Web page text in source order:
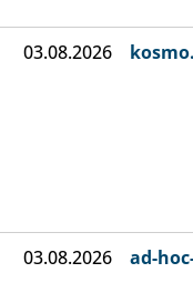
03.08.2026
03.08.2026 ad-